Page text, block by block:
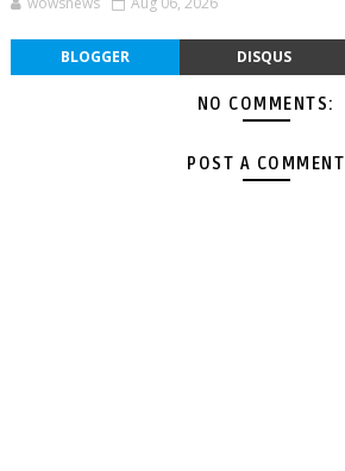
BLOGGER DISQUS
NO COMMENTS:
POST A COMMENT